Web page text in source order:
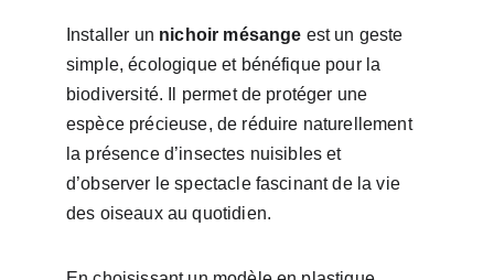
Installer un nichoir mésange est un geste
simple, écologique et bénéfique pour la
biodiversité. Il permet de protéger une
espèce précieuse, de réduire naturellement
la présence d’insectes nuisibles et
d’observer le spectacle fascinant de la vie
des oiseaux au quotidien.